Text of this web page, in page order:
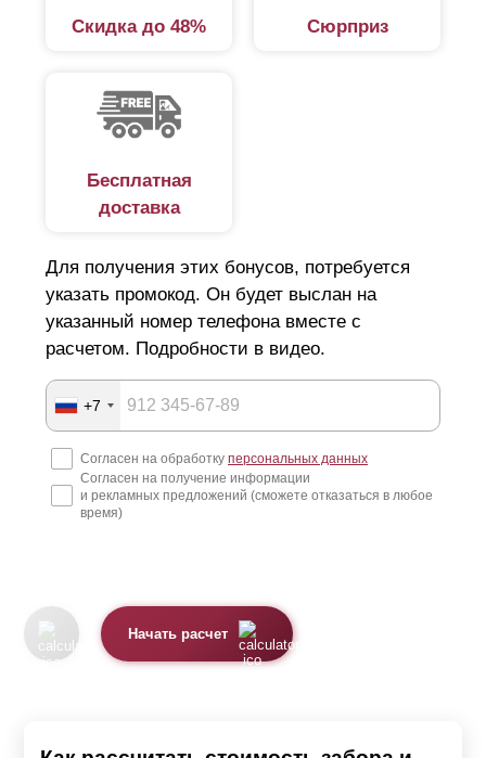
Скидка до 48% Сюрприз
Бесплатная
доставка
Для получения этих бонусов, потребуется
указать промокод. Он будет выслан на
указанный номер телефона вместе с
расчетом. Подробности в видео.
+7
Согласен на обработку персональных данных
Согласен на получение информации
и рекламных предложений (сможете отказаться в любое
время)
Начать расчет